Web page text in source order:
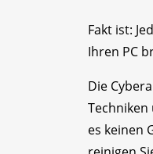
Fakt ist:
Ihren PC
Die
Techniken
es keinen